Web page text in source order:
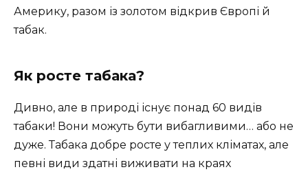
Америку, разом із золотом відкрив Європі й
табак.
Як росте табака?
Дивно, але в природі існує понад 60 видів
табаки! Вони можуть бути вибагливими… або не
дуже. Табака добре росте у теплих кліматах, але
певні види здатні виживати на краях